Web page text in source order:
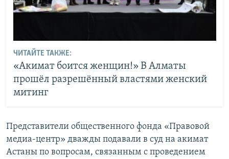
ЧИТАЙТЕ ТАКЖЕ:
«Акимат боится женщин!» В Алматы
прошёл разрешённый властями женский
митинг
Представители общественного фонда «Правовой
медиа-центр» дважды подавали в суд на акимат
Астаны по вопросам, связанным с проведением